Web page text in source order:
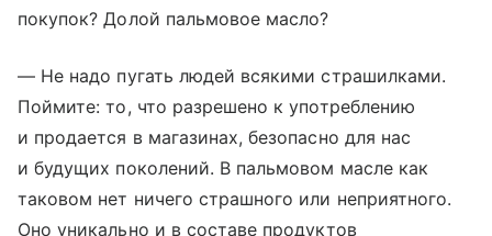
покупок? Долой пальмовое масло?
— Не надо пугать людей всякими страшилками.
Поймите: то, что разрешено к употреблению
и продается в магазинах, безопасно для нас
и будущих поколений. В пальмовом масле как
таковом нет ничего страшного или неприятного.
Оно уникально и в составе продуктов